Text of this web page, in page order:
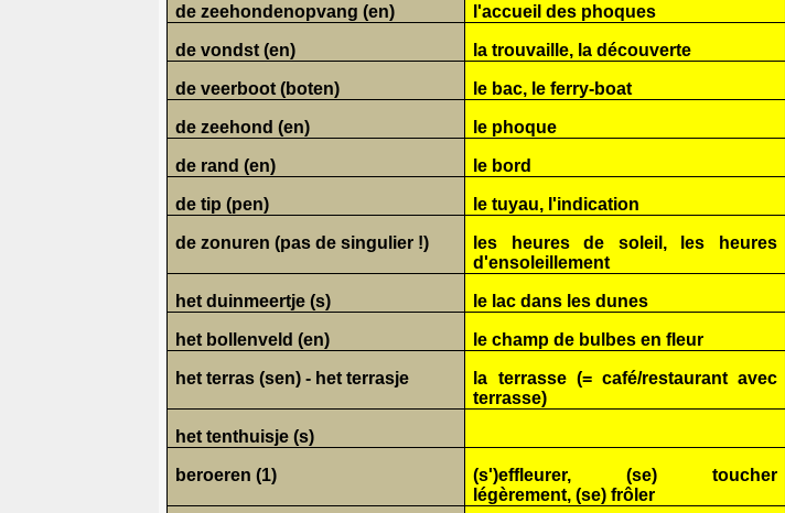
de zeehondenopvang (en) l'accueil des phoques
de vondst (en) la trouvaille, la découverte
de veerboot (boten) le bac, le ferry-boat
de zeehond (en) le phoque
de rand (en) le bord
de tip (pen) le tuyau, l'indication
de zonuren (pas de singulier !)
les heures de soleil, les heures
d'ensoleillement
het duinmeertje (s) le lac dans les dunes
het bollenveld (en) le champ de bulbes en fleur
het terras (sen) - het terrasje
la terrasse (= café/restaurant avec
terrasse)
het tenthuisje (s)
beroeren (1)
(s')effleurer, (se) toucher
légèrement, (se) frôler